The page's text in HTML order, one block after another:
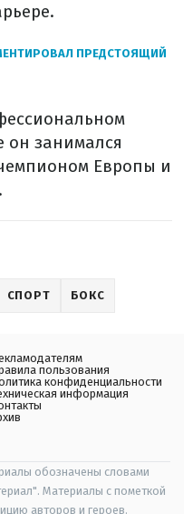
ПРЕДСТОЯЩИЙ
он занимался
Европы и
СПОРТ БОКС
пользования
конфиденциальности
информация
обозначены словами
Материалы с пометкой
авторов и героев.